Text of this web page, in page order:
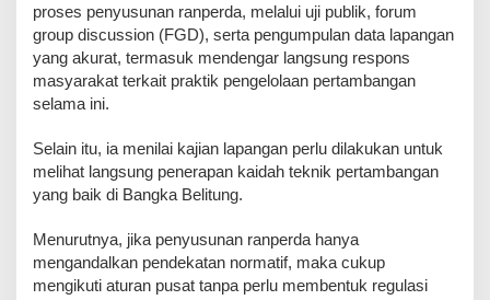
proses penyusunan ranperda, melalui uji publik, forum
group discussion (FGD), serta pengumpulan data lapangan
yang akurat, termasuk mendengar langsung respons
masyarakat terkait praktik pengelolaan pertambangan
selama ini.
‎Selain itu, ia menilai kajian lapangan perlu dilakukan untuk
melihat langsung penerapan kaidah teknik pertambangan
yang baik di Bangka Belitung.
‎Menurutnya, jika penyusunan ranperda hanya
mengandalkan pendekatan normatif, maka cukup
mengikuti aturan pusat tanpa perlu membentuk regulasi